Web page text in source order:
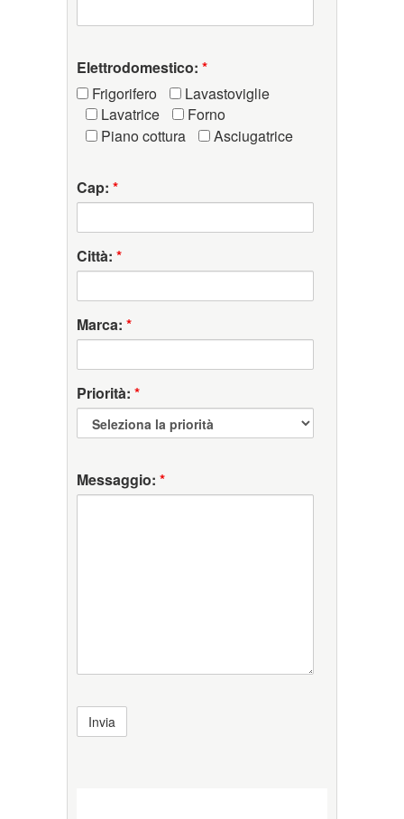
Elettrodomestico: *
Frigorifero
Lavastoviglie
Lavatrice
Forno
Piano cottura
Asciugatrice
Cap: *
Città: *
Marca: *
Priorità: *
Messaggio: *